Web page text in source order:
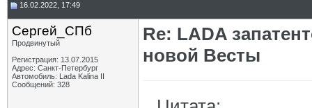
16.02.2022, 17:49
Сергей_СПб
Продвинутый
Регистрация: 13.07.2015
Адрес: Санкт-Петербург
Автомобиль: Lada Kalina II
Сообщений: 328
Re: LADA
новой Весты